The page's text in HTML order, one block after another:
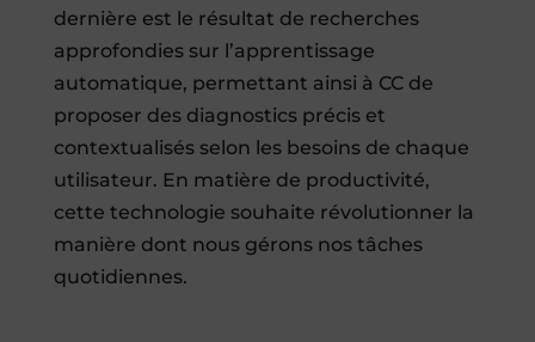
dernière est le résultat de recherches
approfondies sur l’apprentissage
automatique, permettant ainsi à CC de
proposer des diagnostics précis et
contextualisés selon les besoins de chaque
utilisateur. En matière de productivité,
cette technologie souhaite révolutionner la
manière dont nous gérons nos tâches
quotidiennes.